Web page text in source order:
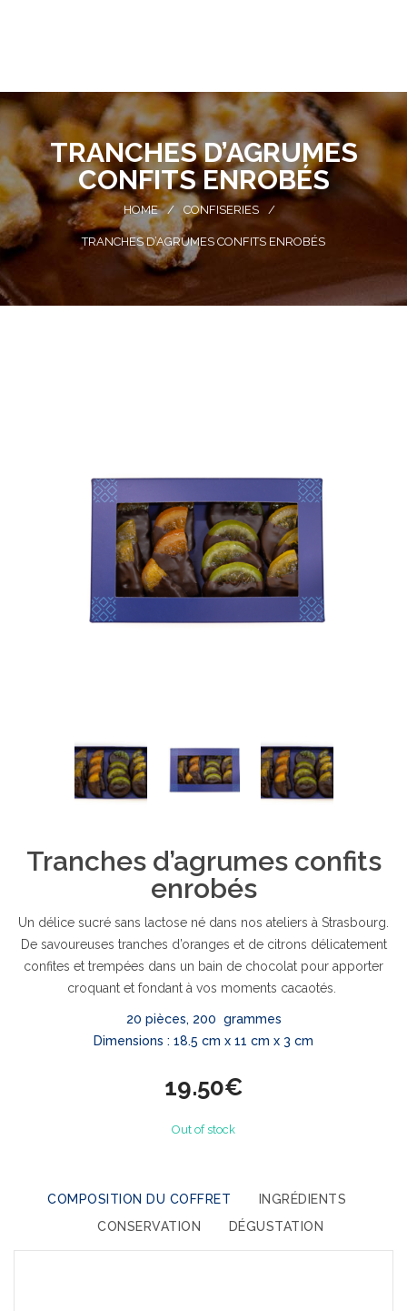
TRANCHES D’AGRUMES
CONFITS ENROBÉS
HOME / CONFISERIES /
TRANCHES D’AGRUMES CONFITS ENROBÉS
Tranches d’agrumes confits
enrobés
Un délice sucré sans lactose né dans nos ateliers à Strasbourg.
De savoureuses tranches d’oranges et de citrons délicatement
confites et trempées dans un bain de chocolat pour apporter
croquant et fondant à vos moments cacaotés.
20 pièces, 200 grammes
Dimensions : 18.5 cm x 11 cm x 3 cm
19.50€
Out of stock
COMPOSITION DU COFFRET
INGRÉDIENTS
CONSERVATION
DÉGUSTATION